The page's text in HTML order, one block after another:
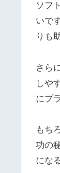
ソフ
いで
りも
さら
しや
にプ
もち
功の
にな